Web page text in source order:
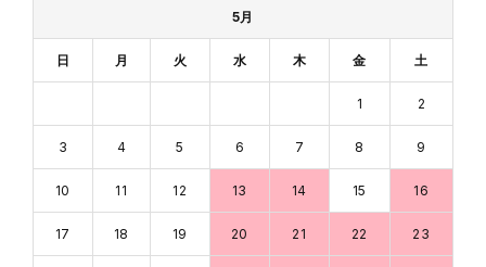
5月
日 月 火 水 木 金 土
1 2
3 4 5 6 7 8 9
10 11 12 13 14 15 16
17 18 19 20 21 22 23